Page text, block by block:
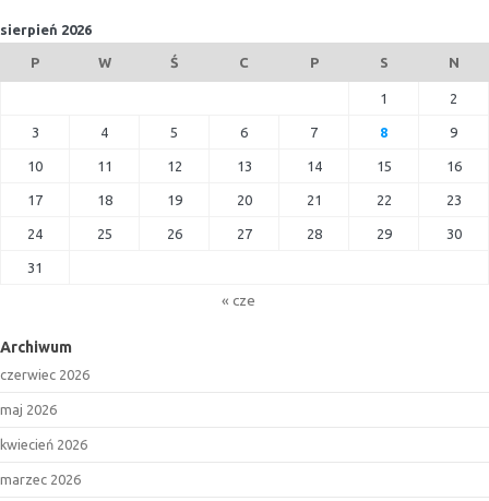
sierpień 2026
P W Ś C P S N
1 2
3 4 5 6 7 8 9
10 11 12 13 14 15 16
17 18 19 20 21 22 23
24 25 26 27 28 29 30
31
« cze
Archiwum
czerwiec 2026
maj 2026
kwiecień 2026
marzec 2026